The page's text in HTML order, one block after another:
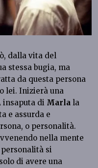
dalla vita del
stessa bugia, ma
da questa persona
lei. Inizierà una
insaputa di Marla la
e assurda e
o personalità.
nella mente
si
di avere una